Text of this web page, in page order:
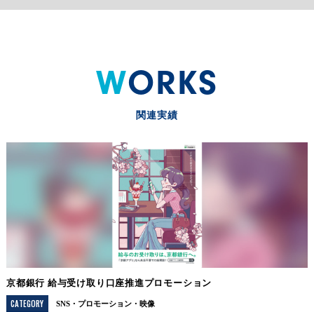
WORKS
関連実績
京都銀行 給与受け取り口座推進プロモーション
CATEGORY
SNS プロモーション 映像